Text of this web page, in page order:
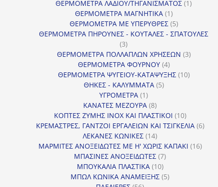
προϊόντα
ΘΕΡΜΟΜΕΤΡΑ ΛΑΔΙΟΥ/ΤΗΓΑΝΙΣΜΑΤΟΣ 11
ΘΕΡΜΟΜΕΤΡΑ ΜΑΓΝΗΤΙΚΑ 11
προϊόν
ΘΕΡΜΟΜΕΤΡΑ ΜΕ ΥΠΕΡΥΘΡΕΣ 55
προϊόντα
ΘΕΡΜΟΜΕΤΡΑ ΠΗΡΟΥΝΕΣ - ΚΟΥΤΑΛΕΣ - ΣΠΑΤΟΥΛΕΣ
33
προϊόντα
ΘΕΡΜΟΜΕΤΡΑ ΠΟΛΛΑΠΛΩΝ ΧΡΗΣΕΩΝ 33
ΘΕΡΜΟΜΕΤΡΑ ΦΟΥΡΝΟΥ 44
προϊόντα
ΘΕΡΜΟΜΕΤΡΑ ΨΥΓΕΙΟΥ-ΚΑΤΑΨΥΞΗΣ 1010
ΘΗΚΕΣ - ΚΑΛΥΜΜΑΤΑ 55
ΥΓΡΟΜΕΤΡΑ 11
προϊόν
ΚΑΝΑΤΕΣ ΜΕΖΟΥΡΑ 88
προϊόντα
ΚΟΠΤΕΣ ΖΥΜΗΣ INOX ΚΑΙ ΠΛΑΣΤΙΚΟΙ 1010
προϊόντα
ΚΡΕΜΑΣΤΡΕΣ, ΓΑΝΤΖΟΙ ΕΡΓΑΛΕΙΩΝ ΚΑΙ ΤΣΙΓΚΕΛΙΑ 66
ΛΕΚΑΝΕΣ ΚΩΝΙΚΕΣ 1414
προϊόντα
ΜΑΡΜΙΤΕΣ ΑΝΟΞΕΙΔΩΤΕΣ ΜΕ Η' ΧΩΡΙΣ ΚΑΠΑΚΙ 1616
ΜΠΑΣΙΝΕΣ ΑΝΟΞΕΙΔΩΤΕΣ 77
ΜΠΟΥΚΑΛΙΑ ΠΛΑΣΤΙΚΑ 1010
προϊόντα
ΜΠΩΛ ΚΩΝΙΚΑ ΑΝΑΜΕΙΞΗΣ 55